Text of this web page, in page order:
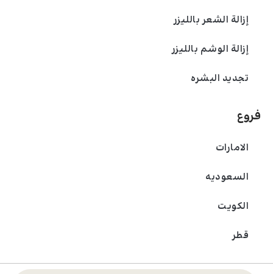
فروع
الامارات
السعودیه
الکویت
قطر
إزالة الشعر بالليزر
إزالة الوشم بالليزر
تجديد البشره